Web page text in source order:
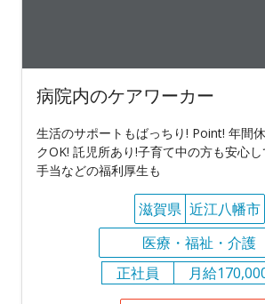
病院内のケアワーカー
生活のサポートもばっちり! Point! 年間
クOK! 託児所あり!子育て中の方も安心
手当などの福利厚生も
滋賀県 近江八幡市
医療・福祉・介護
正社員
月給